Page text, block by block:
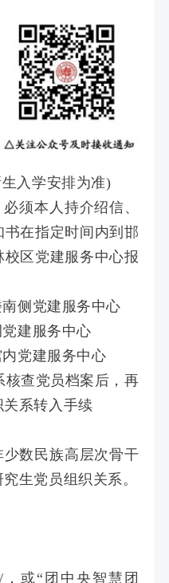
生入学安排为准)
须本人持介绍信、
在指定时间内到邯
区党建服务中心报
侧党建服务中心
党建服务中心
党建服务中心
核查党员档案后，再
系转入手续
数民族高层次骨干
生党员组织关系。
，或“团中央智慧团